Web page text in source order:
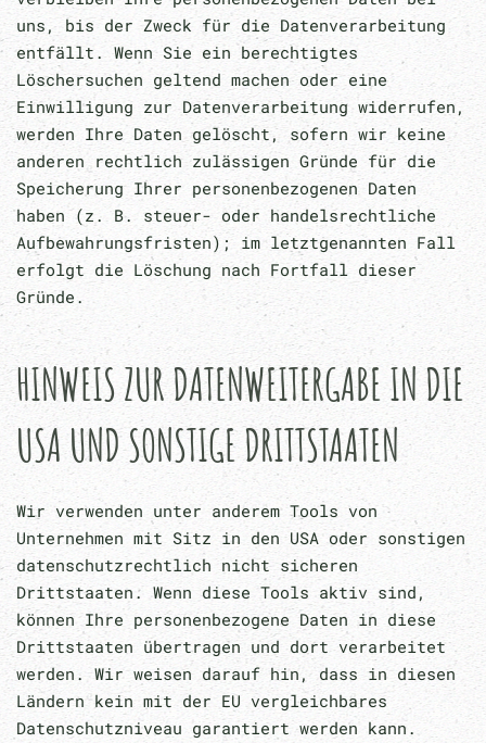
uns, bis der Zweck für die Datenverarbeitung
entfällt. Wenn Sie ein berechtigtes
Löschersuchen geltend machen oder eine
Einwilligung zur Datenverarbeitung widerrufen,
werden Ihre Daten gelöscht, sofern wir keine
anderen rechtlich zulässigen Gründe für die
Speicherung Ihrer personenbezogenen Daten
haben (z. B. steuer- oder handelsrechtliche
Aufbewahrungsfristen); im letztgenannten Fall
erfolgt die Löschung nach Fortfall dieser
Gründe.
HINWEIS ZUR DATENWEITERGABE IN DIE
USA UND SONSTIGE DRITTSTAATEN
Wir verwenden unter anderem Tools von
Unternehmen mit Sitz in den USA oder sonstigen
datenschutzrechtlich nicht sicheren
Drittstaaten. Wenn diese Tools aktiv sind,
können Ihre personenbezogene Daten in diese
Drittstaaten übertragen und dort verarbeitet
werden. Wir weisen darauf hin, dass in diesen
Ländern kein mit der EU vergleichbares
Datenschutzniveau garantiert werden kann.